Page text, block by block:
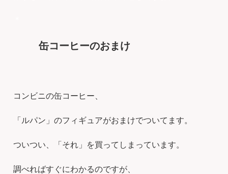
缶コーヒーのおまけ
コンビニの缶コーヒー、
「ルパン」のフィギュアがおまけでついてます。
ついつい、「それ」を買ってしまっています。
調べればすぐにわかるのですが、